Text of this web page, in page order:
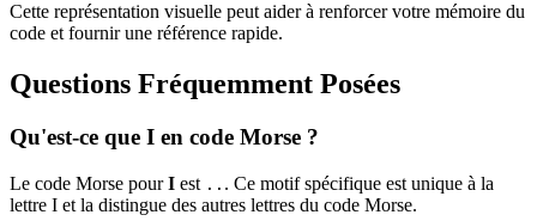
Cette représentation visuelle peut aider à renforcer votre mémoire du
code et fournir une référence rapide.
Questions Fréquemment Posées
Qu'est-ce que I en code Morse ?
Le code Morse pourI est .. . Ce motif spécifique est unique à la
lettre I et la distingue des autres lettres du code Morse.